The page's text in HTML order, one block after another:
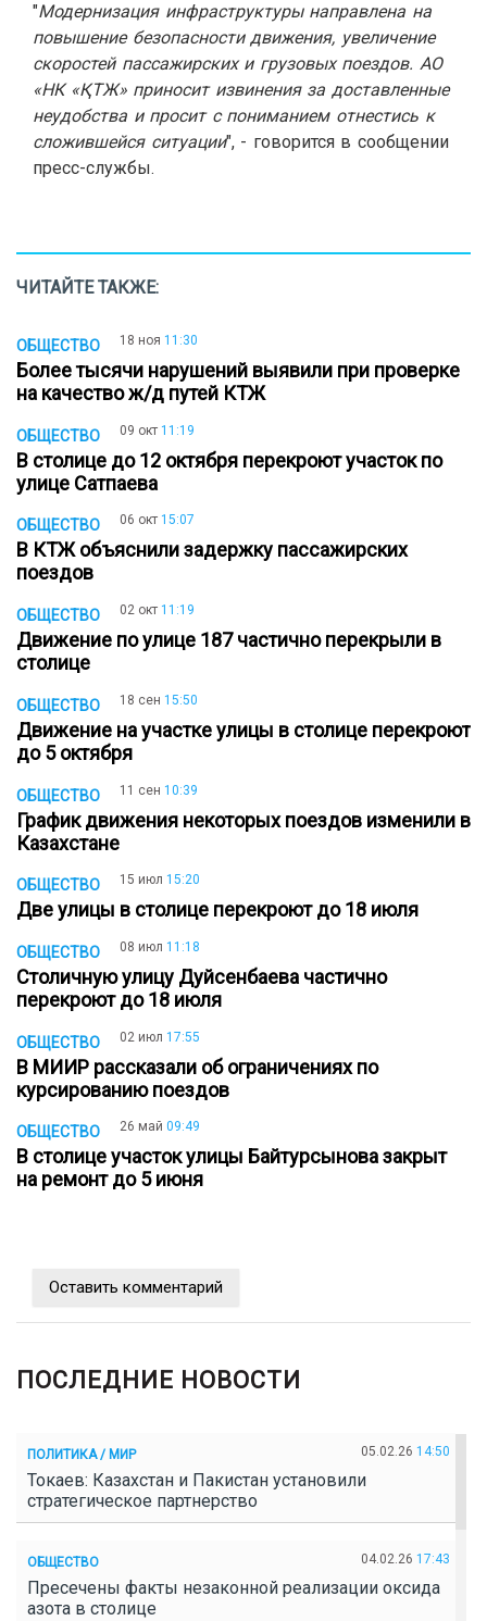
"Модернизация инфраструктуры направлена на
повышение безопасности движения, увеличение
скоростей пассажирских и грузовых поездов.АО
«НК «ҚТЖ» приносит извинения за доставленные
неудобства и просит с пониманием отнестись к
сложившейся ситуации", - говорится в сообщении
пресс-службы.
ЧИТАЙТЕ ТАКЖЕ:
ОБЩЕСТВО 18 ноя 11:30
Более тысячи нарушений выявили при проверке
на качество ж/д путей КТЖ
ОБЩЕСТВО 09 окт 11:19
В столице до 12 октября перекроют участок по
улице Сатпаева
ОБЩЕСТВО 06 окт 15:07
В КТЖ объяснили задержку пассажирских
поездов
ОБЩЕСТВО 02 окт 11:19
Движение по улице 187 частично перекрыли в
столице
ОБЩЕСТВО 18 сен 15:50
Движение на участке улицы в столице перекроют
до 5 октября
ОБЩЕСТВО 11 сен 10:39
График движения некоторых поездов изменили в
Казахстане
ОБЩЕСТВО 15 июл 15:20
Две улицы в столице перекроют до 18 июля
ОБЩЕСТВО 08 июл 11:18
Столичную улицу Дуйсенбаева частично
перекроют до 18 июля
ОБЩЕСТВО 02 июл 17:55
В МИИР рассказали об ограничениях по
курсированию поездов
ОБЩЕСТВО 26 май 09:49
В столице участок улицы Байтурсынова закрыт
на ремонт до 5 июня
Оставить комментарий
ПОСЛЕДНИЕ НОВОСТИ
ПОЛИТИКА / МИР 05.02.26 14:50
Токаев: Казахстан и Пакистан установили
стратегическое партнерство
ОБЩЕСТВО 04.02.26 17:43
Пресечены факты незаконной реализации оксида
азота в столице